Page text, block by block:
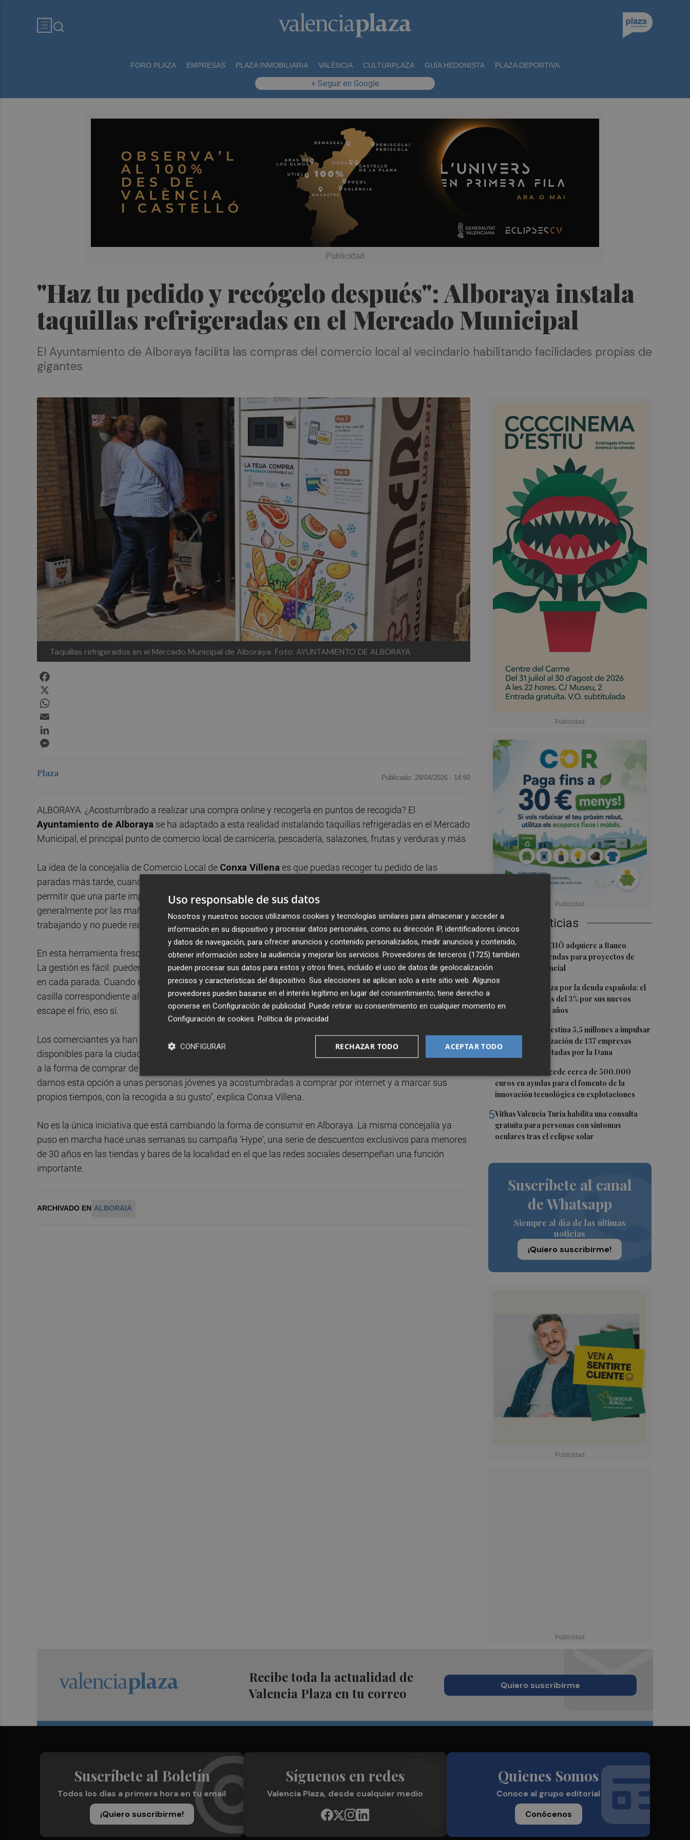
FORO PLAZA EMPRESAS PLAZA INMOBILIARIA VALÈNCIA CULTURPLAZA GUÍA HEDONISTA PLAZA DEPORTIVA
+ Seguir en Google
"Haz tu pedido y recógelo después": Alboraya instala
taquillas refrigeradas en el Mercado Municipal
El Ayuntamiento de Alboraya facilita las compras del comercio local al vecindario habilitando facilidades propias de
gigantes
Taquillas refrigerados en el Mercado Municipal de Alboraya. Foto: AYUNTAMIENTO DE ALBORAYA
Últimas Noticias
1La Socimi tuTECHÔ adquiere a Banco
Sabadell 23 viviendas para proyectos de
inclusión residencial
2
Crece la confianza por la deuda española: el
Tesoro paga más del 3% por sus nuevos
bonos a 5, 7 y 10 años
La Generalitat destina 5,5 millones a impulsar
la internacionalización de 137 empresas
valencianas afectadas por la Dana
4 Agricultura concede cerca de 500.000
euros en ayudas para el fomento de la
innovación tecnológica en explotaciones
5Vithas Valencia Turia habilita una consulta
gratuita para personas con síntomas
oculares tras el eclipse solar
Suscríbete al canal
de Whatsapp
Siempre al día de las últimas
noticias
¡Quiero suscribirme!
Plaza Publicado: 28/04/2026 · 14:50
ALBORAYA. ¿Acostumbrado a realizar una compra online y recogerla en puntos de recogida? El
Ayuntamiento de Alboraya se ha adaptado a esta realidad instalando taquillas refrigeradas en el Mercado
Municipal, el principal punto de comercio local de carnicería, pescadería, salazones, frutas y verduras y más.
La idea de la concejalía de Comercio Local de Conxa Villena es que puedas recoger tu pedido de las
paradas más tarde, cuando el Mercado esté cerrado. Se trata de un enorme paso adelante a la hora de
permitir que una parte importante de vecinos y vecinas puedan hacer uso del Mercado Municipal, abierto
generalmente por las mañanas, horario en el que un segmento sustancioso de la población se encuentra
trabajando y no puede realizar estas tareas.
En esta herramienta fresquita puede esperar la fruta, carne o pescado que se encargue a los comerciantes.
La gestión es fácil: pueden encargar el pedido en persona o por llamada o whatsapp al teléfono habilitado
en cada parada. Cuando esté listo, el usuario recibirá un código QR o numérico, una clave para poder abrir la
casilla correspondiente al pedido. Una vez recogida, el cliente deberá cerrar la puerta para evitar que se
escape el frío, eso sí.
Los comerciantes ya han recibido la formación del funcionamiento y las taquillas refrigeradas ya están
disponibles para la ciudadanía. "Estamos trabajando duro en modernizar y adaptar nuestro tejido comercial
a la forma de comprar de hoy: las personas mayores seguirán siendo atendidas presencialmente y ahora
damos esta opción a unas personas jóvenes ya acostumbradas a comprar por internet y a marcar sus
propios tiempos, con la recogida a su gusto", explica Conxa Villena.
No es la única iniciativa que está cambiando la forma de consumir en Alboraya. La misma concejalía ya
puso en marcha hace unas semanas su campaña 'Hype', una serie de descuentos exclusivos para menores
de 30 años en las tiendas y bares de la localidad en el que las redes sociales desempeñan una función
importante.
ARCHIVADO EN ALBORAIA
Recibe toda la actualidad de
Valencia Plaza en tu correo
Quiero suscribirme
Suscríbete al Boletín
Todos los días a primera hora en tu email
¡Quiero suscribirme!
Síguenos en redes
Valencia Plaza, desde cualquier medio
Quienes Somos
Conoce al grupo editorial
Conócenos
Uso responsable de sus datos
Nosotros y nuestros socios utilizamos cookies y tecnologías similares para almacenar y acceder a
información en su dispositivo y procesar datos personales, como su dirección IP, identificadores únicos
y datos de navegación, para ofrecer anuncios y contenido personalizados, medir anuncios y contenido,
obtener información sobre la audiencia y mejorar los servicios. Proveedores de terceros (1725) también
pueden procesar sus datos para estos y otros fines, incluido el uso de datos de geolocalización
precisos y características del dispositivo. Sus elecciones se aplican solo a este sitio web. Algunos
proveedores pueden basarse en el interés legítimo en lugar del consentimiento; tiene derecho a
oponerse en Configuración de publicidad. Puede retirar su consentimiento en cualquier momento en
Configuración de cookies. Política de privacidad
ACEPTAR TODO
RECHAZAR TODO
CONFIGURAR